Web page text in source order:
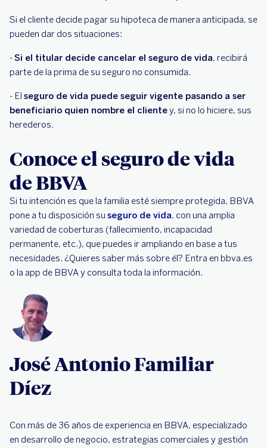
Si el cliente decide pagar su hipoteca de manera anticipada, se
pueden dar dos situaciones:
-Si el titular decide cancelar el seguro de vida, recibirá
parte de la prima de su seguro no consumida.
- El seguro de vida puede seguir vigente pasando a ser
beneficiario quien nombre el clientey, si no lo hiciere, sus
herederos.
Conoce el seguro de vida
de BBVA
Si tu intención es que la familia esté siempre protegida, BBVA
pone a tu disposición su seguro de vida, con una amplia
variedad de coberturas (fallecimiento, incapacidad
permanente, etc.), que puedes ir ampliando en base a tus
necesidades. ¿Quieres saber más sobre él? Entra en bbva.es
o la app de BBVA y consulta toda la información.
José Antonio Familiar
Díez
Con más de 36 años de experiencia en BBVA, especializado
en desarrollo de negocio, estrategias comerciales y gestión